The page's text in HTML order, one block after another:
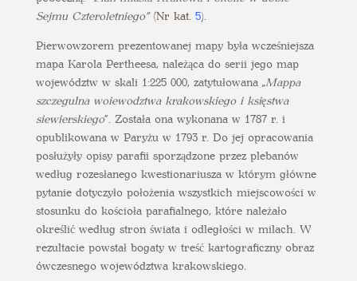
Sejmu Czteroletniego”(Nr kat. 5).
Pierwowzorem prezentowanej mapy była wcześniejsza
mapa Karola Pertheesa, należąca do serii jego map
województw w skali 1:225 000, zatytułowana „Mappa
szczegulna woiewodztwa krakowskiego i księstwa
siewierskiego”. Została ona wykonana w 1787 r. i
opublikowana w Paryżu w 1793 r. Do jej opracowania
posłużyły opisy parafii sporządzone przez plebanów
według rozesłanego kwestionariusza w którym główne
pytanie dotyczyło położenia wszystkich miejscowości w
stosunku do kościoła parafialnego, które należało
określić według stron świata i odległości w milach. W
rezultacie powstał bogaty w treść kartograficzny obraz
ówczesnego województwa krakowskiego.